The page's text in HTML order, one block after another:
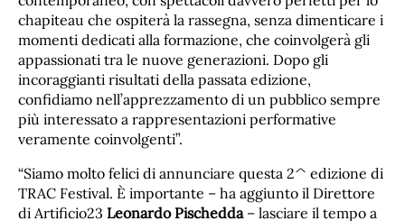
chapiteau che ospiterà la rassegna, senza dimenticare i
momenti dedicati alla formazione, che coinvolgerà gli
appassionati tra le nuove generazioni. Dopo gli
incoraggianti risultati della passata edizione,
confidiamo nell’apprezzamento di un pubblico sempre
più interessato a rappresentazioni performative
veramente coinvolgenti”.
“Siamo molto felici di annunciare questa 2^ edizione di
TRAC Festival. È importante – ha aggiunto il Direttore
di Artificio23 Leonardo Pischedda– lasciare il tempo a